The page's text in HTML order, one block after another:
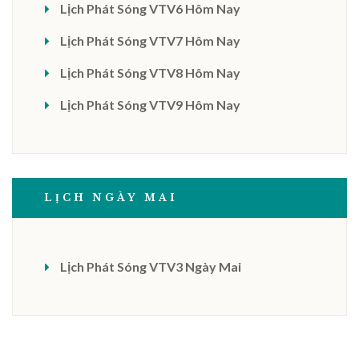
Lịch Phát Sóng VTV6 Hôm Nay
Lịch Phát Sóng VTV7 Hôm Nay
Lịch Phát Sóng VTV8 Hôm Nay
Lịch Phát Sóng VTV9 Hôm Nay
LỊCH NGÀY MAI
Lịch Phát Sóng VTV3 Ngày Mai